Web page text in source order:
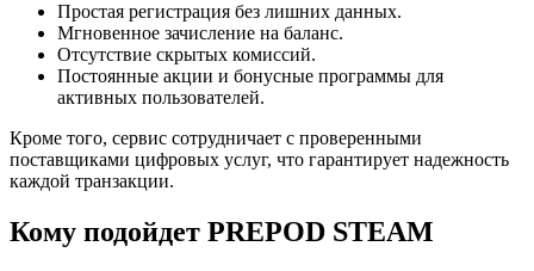
Простая регистрация без лишних данных.
Мгновенное зачисление на баланс.
Отсутствие скрытых комиссий.
Постоянные акции и бонусные программы для
активных пользователей.
Кроме того, сервис сотрудничает с проверенными
поставщиками цифровых услуг, что гарантирует надежность
каждой транзакции.
Кому подойдет PREPOD STEAM